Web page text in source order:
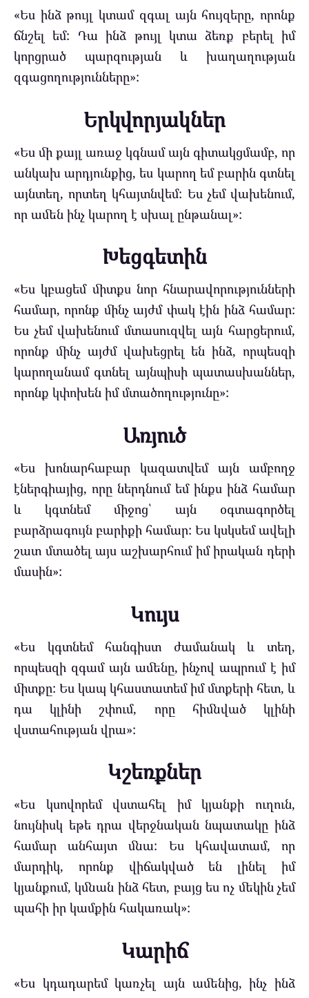
«Ես ինձ թույլ կտամ զգալ այն հույզերը, որոնք
ճնշել եմ: Դա ինձ թույլ կտա ձեռք բերել իմ
կորցրած պարզության և խաղաղության
զգացողությունները»:
Երկվորյակներ
«Ես մի քայլ առաջ կգնամ այն ​​գիտակցմամբ, որ
անկախ արդյունքից, ես կարող եմ բարին գտնել
այնտեղ, որտեղ կհայտնվեմ: Ես չեմ վախենում,
որ ամեն ինչ կարող է սխալ ընթանալ»:
Խեցգետին
«Ես կբացեմ միտքս նոր հնարավորությունների
համար, որոնք մինչ այժմ փակ էին ինձ համար:
Ես չեմ վախենում մտասուզվել այն հարցերում,
որոնք մինչ այժմ վախեցրել են ինձ, որպեսզի
կարողանամ գտնել այնպիսի պատասխաններ,
որոնք կփոխեն իմ մտածողությունը»:
Առյուծ
«Ես խոնարհաբար կազատվեմ այն ամբողջ
էներգիայից, որը ներդնում եմ ինքս ինձ համար
և կգտնեմ միջոց՝ այն օգտագործել
բարձրագույն բարիքի համար: Ես կսկսեմ ավելի
շատ մտածել այս աշխարհում իմ իրական դերի
մասին»:
Կույս
«Ես կգտնեմ հանգիստ ժամանակ և տեղ,
որպեսզի զգամ այն ամենը, ինչով ապրում է իմ
միտքը: Ես կապ կհաստատեմ իմ մտքերի հետ, և
դա կլինի շփում, որը հիմնված կլինի
վստահության վրա»:
Կշեռքներ
«Ես կսովորեմ վստահել իմ կյանքի ուղուն,
նույնիսկ եթե դրա վերջնական նպատակը ինձ
համար անհայտ մնա: Ես կհավատամ, որ
մարդիկ, որոնք վիճակված են լինել իմ
կյանքում, կմնան ինձ հետ, բայց ես ոչ մեկին չեմ
պահի իր կամքին հակառակ»:
Կարիճ
«Ես կդադարեմ կառչել այն ամենից, ինչ ինձ